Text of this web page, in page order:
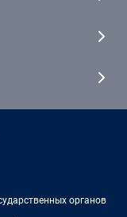
органов